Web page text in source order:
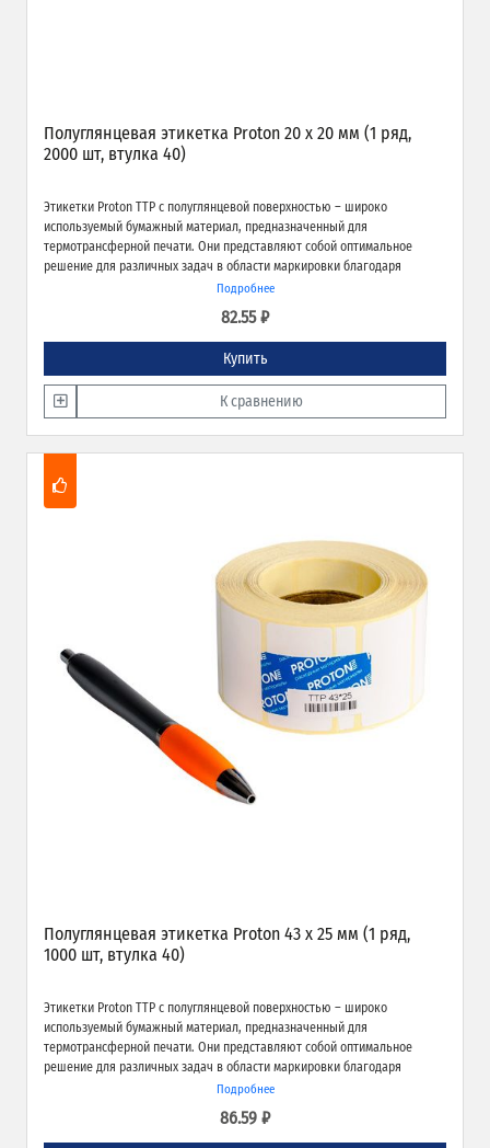
Полуглянцевая этикетка Proton 20 x 20 мм (1 ряд,
2000 шт, втулка 40)
Этикетки Proton TTP с полуглянцевой поверхностью – широко
используемый бумажный материал, предназначенный для
термотрансферной печати. Они представляют собой оптимальное
решение для различных задач в области маркировки благодаря
экономичности, высокому качеству печати и надёжной адгезии к
Подробнее
82.55 ₽
Купить
К сравнению
Полуглянцевая этикетка Proton 43 x 25 мм (1 ряд,
1000 шт, втулка 40)
Этикетки Proton TTP с полуглянцевой поверхностью – широко
используемый бумажный материал, предназначенный для
термотрансферной печати. Они представляют собой оптимальное
решение для различных задач в области маркировки благодаря
экономичности, высокому качеству печати и надёжной адгезии к
Подробнее
86.59 ₽